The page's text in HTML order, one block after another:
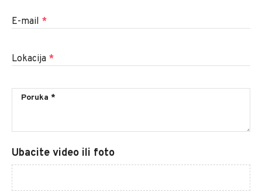
E-mail *
Lokacija *
Ubacite video ili foto